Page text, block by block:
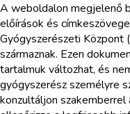
A weboldalon megjelenő
előírások és
Gyógyszerészeti Központ
származnak. Ezen
tartalmuk változhat, és
gyógyszerész személyre
konzultáljon